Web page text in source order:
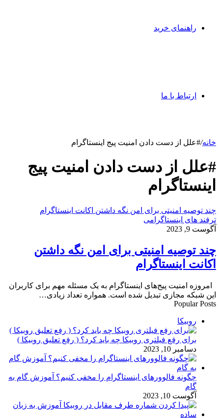
راهنمای خرید
ارتباط با ما
خانه/#علل از دست دادن امنیت پیج اینستاگرام
#علل از دست دادن امنیت پیج
اینستاگرام
چند توصیه امنیتی برای امن نگه داشتن اکانت اینستاگرام
ترفند های اینستاگرامی
آگوست 9, 2023
چند توصیه امنیتی برای امن نگه داشتن
اکانت اینستاگرام
امروزه امنیت پیج‌های اینستاگرام به یک مسئله مهم برای کاربران
این شبکه مجازی تبدیل شده است. همواره تعداد زیادی…
Popular Posts
روبیکا
برای رفع فیلتری روبیکا چه باید کرد؟ ( رفع تعلیق روبیکا )
دسامبر 10, 2023
چگونه فالوورهای اینستاگرام را مخفی کنیم؟ آموزش گام به
گام
آگوست 10, 2023